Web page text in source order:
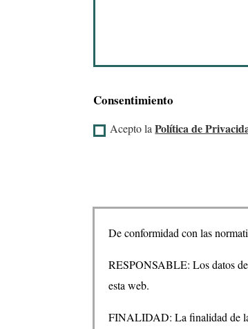
Consentimiento
Acepto laPolítica de
De conformidad con las
RESPONSABLE: Los datos
esta web.
FINALIDAD: La finalidad de la